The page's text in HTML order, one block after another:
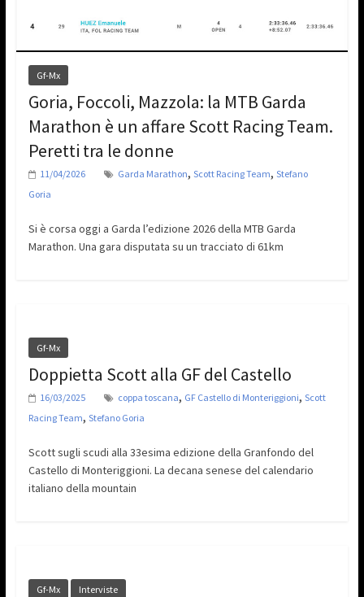
Gf-Mx
Goria, Foccoli, Mazzola: la MTB Garda
Marathon è un affare Scott Racing Team.
Peretti tra le donne
11/04/2026 Garda Marathon, Scott Racing Team, Stefano
Goria
Si è corsa oggi a Garda l’edizione 2026 della MTB Garda
Marathon. Una gara disputata su un tracciato di 61km
Gf-Mx
Doppietta Scott alla GF del Castello
16/03/2025 coppa toscana, GF Castello di Monteriggioni, Scott
Racing Team, Stefano Goria
Scott sugli scudi alla 33esima edizione della Granfondo del
Castello di Monteriggioni. La decana senese del calendario
italiano della mountain
Gf-Mx Interviste